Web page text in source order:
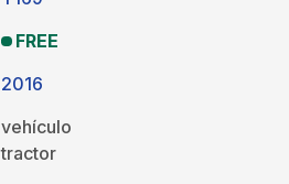
FREE
2016
vehículo
tractor